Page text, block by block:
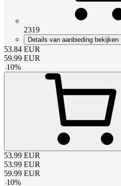
2319
Details van aanbieding bekijken
53.84 EUR
59.99 EUR
-10%
53.99 EUR
53.99 EUR
59.99 EUR
-10%